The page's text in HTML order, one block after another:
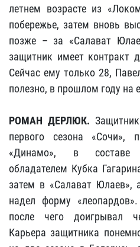
летнем возрасте из
побережье, затем вновь
позже – за «Салават
защитник имеет контракт
Сейчас ему только 28,
полезно, в прошлом году на
РОМАН ДЕРЛЮК.
первого сезона «Сочи»,
«Динамо», в составе
обладателем Кубка
затем в «Салават Юлаев»,
надел форму
после чего доигрывал
Карьера защитника